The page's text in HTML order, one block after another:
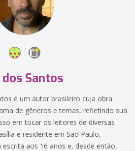
Santos
é um autor brasileiro cuja obra
de gêneros e temas, refletindo sua
em tocar os leitores de diversas
e residente em São Paulo,
escrita aos 16 anos e, desde então,